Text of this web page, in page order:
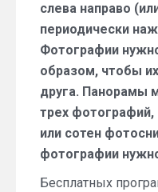
слева направо
периодически
Фотографии
образом, чтобы
друга. Панорамы
трех
или сотен
фотографии
Бесплатных